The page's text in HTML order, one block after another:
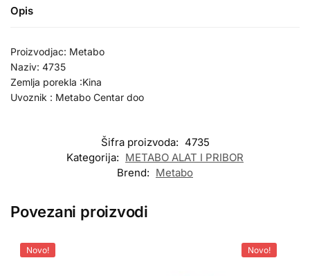
Opis
Proizvodjac: Metabo
Naziv: 4735
Zemlja porekla :Kina
Uvoznik : Metabo Centar doo
Šifra proizvoda: 4735
Kategorija: METABO ALAT I PRIBOR
Brend: Metabo
Povezani proizvodi
Novo! Novo!